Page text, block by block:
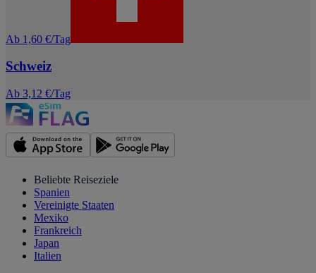
Ab 1,60 €/Tag
Schweiz
Ab 3,12 €/Tag
Beliebte Reiseziele
Spanien
Vereinigte Staaten
Mexiko
Frankreich
Japan
Italien